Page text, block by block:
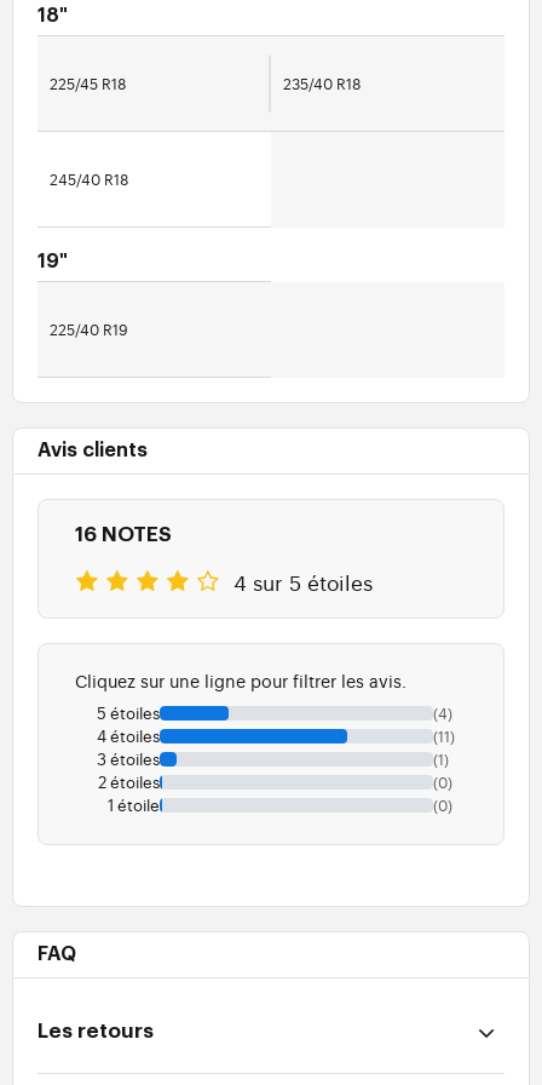
18"
225/45 R18 235/40 R18
245/40 R18
19"
225/40 R19
Avis clients
16 NOTES
4 sur 5 étoiles
Cliquez sur une ligne pour filtrer les avis.
5 étoiles (4)
4 étoiles (11)
3 étoiles (1)
2 étoiles (0)
1 étoile (0)
FAQ
Les retours